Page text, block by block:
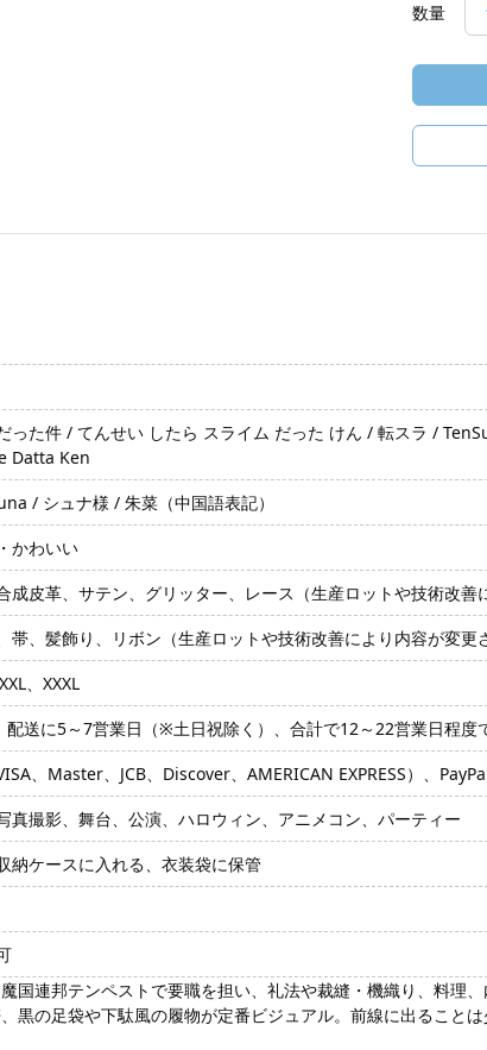
数量
った件 / てんせい したら スライム だった けん / 転スラ /
Datta Ken
/ シュナ様 / 朱菜（中国語表記）
かわいい
成皮革、サテン、グリッター、レース（生産ロットや技術改善
帯、髪飾り、リボン（生産ロットや技術改善により内容が変更
、XXXL
配送に5～7営業日（※土日祝除く）、合計で12～22営業日程度
、Master、JCB、Discover、AMERICAN EXPRESS）、
真撮影、舞台、公演、ハロウィン、アニメコン、パーティー
納ケースに入れる、衣装袋に保管
連邦テンペストで要職を担い、礼法や裁縫・機織り、料理
の足袋や下駄風の履物が定番ビジュアル。前線に出ること